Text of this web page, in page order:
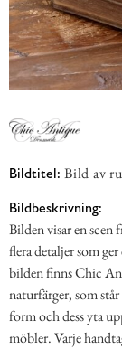
Bildtitel: Bild av
Bildbeskrivning:
Bilden visar en
flera detaljer som
bilden finns Chic
naturfärger, som
form och dess yta
möbler. Varje